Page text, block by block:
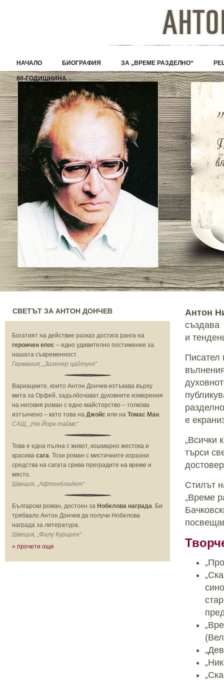
НАЧАЛО БИОГРАФИЯ ЗА „ВРЕМЕ РАЗДЕЛНО“
80-ГОДИШНИНА
СВЕТЪТ ЗА АНТОН ДОНЧЕВ
Богатият на действие разказ достига ранга на
героичен епос – едно удивително постижение за
нашата съвременност.
Германия, „Зигенер цайтунг“
Вариациите, които Антон Дончев изтъкава върху
мита за Орфей, задълбочават духовните измерения
на неговия роман с едно майсторство – толкова
изтънчено – като това на Джойс или на Томас Ман.
САЩ, „Ню Йорк таймс“
Това е една пълна с живот, кошмарно жестока и
красива сага. Този роман с мистичните изразни
средства на сагата срива преградите на време и
място.
Швеция, „Афтонбладет“
Български роман, достоен за Нобелова награда. Би
трябвало Антон Дончев да получи Нобелова
награда за литература.
Швеция, „Фалу Курирен“
» прочети още
Антон
създава
и
Писател
е
„Всички
търси
Стилът
„Време